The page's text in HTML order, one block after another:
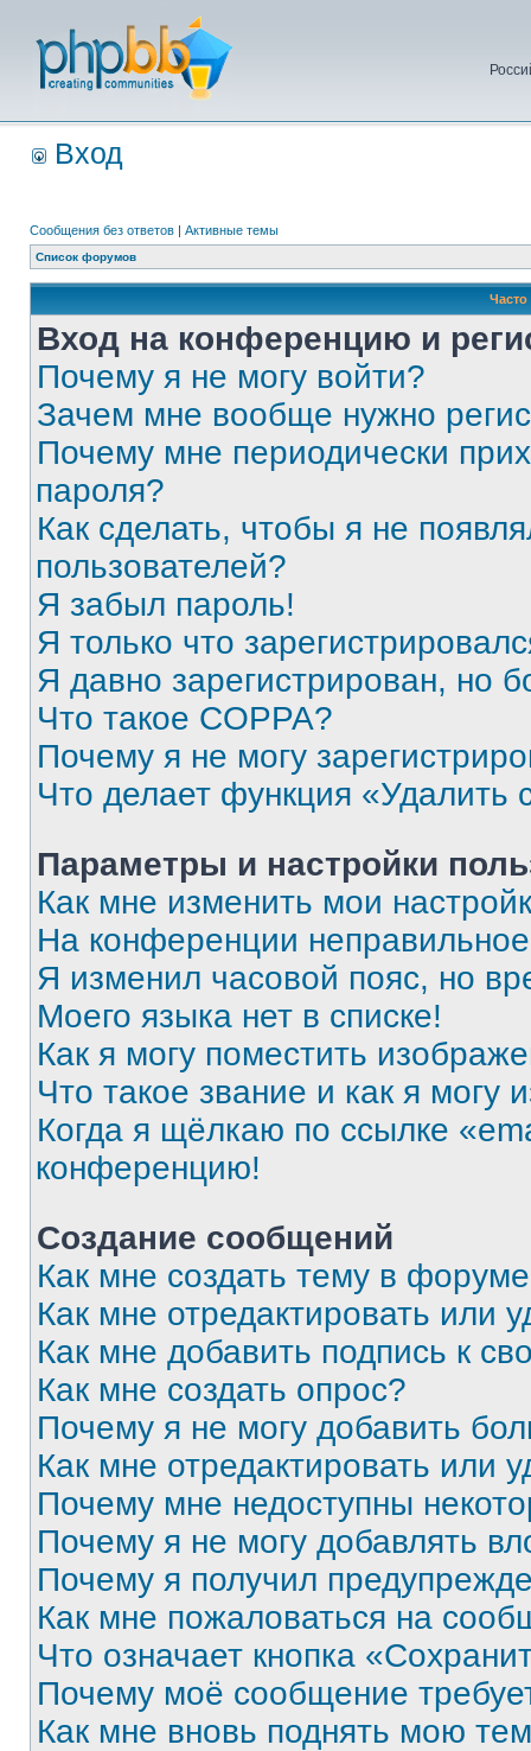
Вход
Сообщения без ответов | Активные темы
Список форумов
Вход на конференцию и
Почему я не могу войти?
Зачем мне вообще нужно
Почему мне периодически
пароля?
Как сделать, чтобы я не
пользователей?
Я забыл пароль!
Я только что
Я давно зарегистрирован, но
Что такое COPPA?
Почему я не могу
Что делает функция «Удалить
Параметры и настройки
Как мне изменить мои
На конференции
Я изменил часовой пояс, но
Моего языка нет в списке!
Как я могу поместить
Что такое звание и как я могу
Когда я щёлкаю по ссылке
конференцию!
Создание сообщений
Как мне создать тему в
Как мне отредактировать или
Как мне добавить подпись к
Как мне создать опрос?
Почему я не могу добавить
Как мне отредактировать или
Почему мне недоступны
Почему я не могу добавлять
Почему я получил
Как мне пожаловаться на
Что означает кнопка
Почему моё сообщение
Как мне вновь поднять мою